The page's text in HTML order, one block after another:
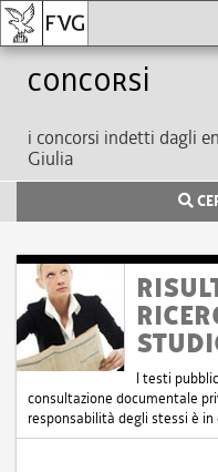
Concorsi
i concorsi indetti dagli
Giulia
I testi
consultazione documentale
responsabilità degli stessi è